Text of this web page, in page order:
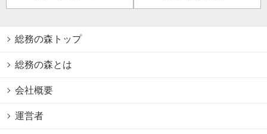
総務の森トップ
総務の森とは
会社概要
運営者